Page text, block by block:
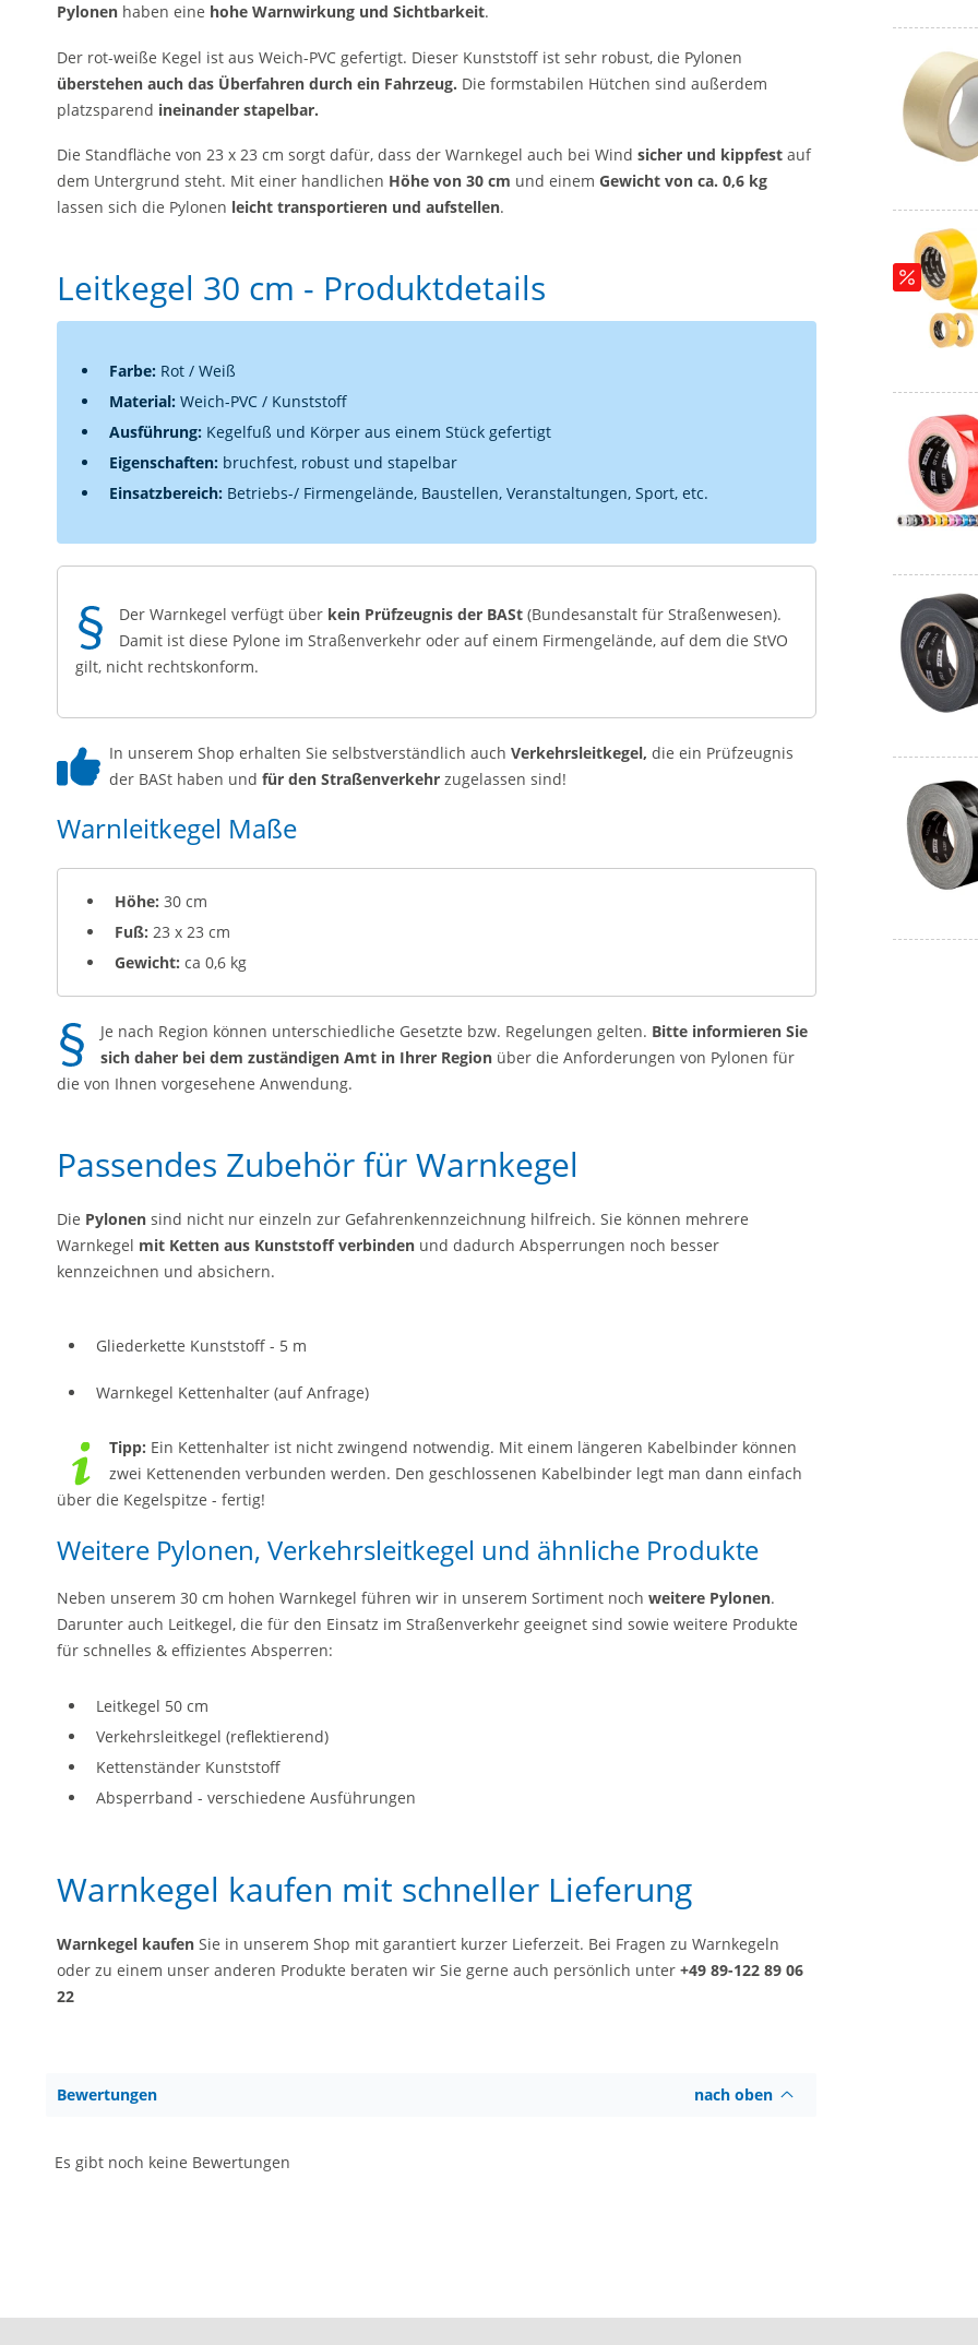
Pylonen haben eine hohe Warnwirkung und Sichtbarkeit.
Der rot-weiße Kegel ist aus Weich-PVC gefertigt. Dieser Kunststoff ist sehr robust, die Pylonen
überstehen auch das Überfahren durch ein Fahrzeug. Die formstabilen Hütchen sind außerdem
platzsparend ineinander stapelbar.
Die Standfläche von 23 x 23 cm sorgt dafür, dass der Warnkegel auch bei Wind sicher und kippfest auf
dem Untergrund steht. Mit einer handlichen Höhe von 30 cm und einem Gewicht von ca. 0,6 kg
lassen sich die Pylonen leicht transportieren und aufstellen.
Leitkegel 30 cm - Produktdetails
Farbe: Rot / Weiß
Material: Weich-PVC / Kunststoff
Ausführung: Kegelfuß und Körper aus einem Stück gefertigt
Eigenschaften: bruchfest, robust und stapelbar
Einsatzbereich: Betriebs-/ Firmengelände, Baustellen, Veranstaltungen, Sport, etc.
Der Warnkegel verfügt über kein Prüfzeugnis der BASt (Bundesanstalt für Straßenwesen).
Damit ist diese Pylone im Straßenverkehr oder auf einem Firmengelände, auf dem die StVO
gilt, nicht rechtskonform.
In unserem Shop erhalten Sie selbstverständlich auch Verkehrsleitkegel, die ein Prüfzeugnis
der BASt haben und für den Straßenverkehr zugelassen sind!
Warnleitkegel Maße
Höhe: 30 cm
Fuß: 23 x 23 cm
Gewicht: ca 0,6 kg
Je nach Region können unterschiedliche Gesetzte bzw. Regelungen gelten. Bitte informieren Sie
sich daher bei dem zuständigen Amt in Ihrer Region über die Anforderungen von Pylonen für
die von Ihnen vorgesehene Anwendung.
Passendes Zubehör für Warnkegel
Die Pylonen sind nicht nur einzeln zur Gefahrenkennzeichnung hilfreich. Sie können mehrere
Warnkegel mit Ketten aus Kunststoff verbinden und dadurch Absperrungen noch besser
kennzeichnen und absichern.
Gliederkette Kunststoff - 5 m
Warnkegel Kettenhalter (auf Anfrage)
Tipp: Ein Kettenhalter ist nicht zwingend notwendig. Mit einem längeren Kabelbinder können
zwei Kettenenden verbunden werden. Den geschlossenen Kabelbinder legt man dann einfach
über die Kegelspitze - fertig!
Weitere Pylonen, Verkehrsleitkegel und ähnliche Produkte
Neben unserem 30 cm hohen Warnkegel führen wir in unserem Sortiment noch weitere Pylonen.
Darunter auch Leitkegel, die für den Einsatz im Straßenverkehr geeignet sind sowie weitere Produkte
für schnelles & effizientes Absperren:
Leitkegel 50 cm
Verkehrsleitkegel (reflektierend)
Kettenständer Kunststoff
Absperrband - verschiedene Ausführungen
Warnkegel kaufen mit schneller Lieferung
Warnkegel kaufen Sie in unserem Shop mit garantiert kurzer Lieferzeit. Bei Fragen zu Warnkegeln
oder zu einem unser anderen Produkte beraten wir Sie gerne auch persönlich unter +49 89-122 89 06
22
Bewertungen nach oben
Es gibt noch keine Bewertungen